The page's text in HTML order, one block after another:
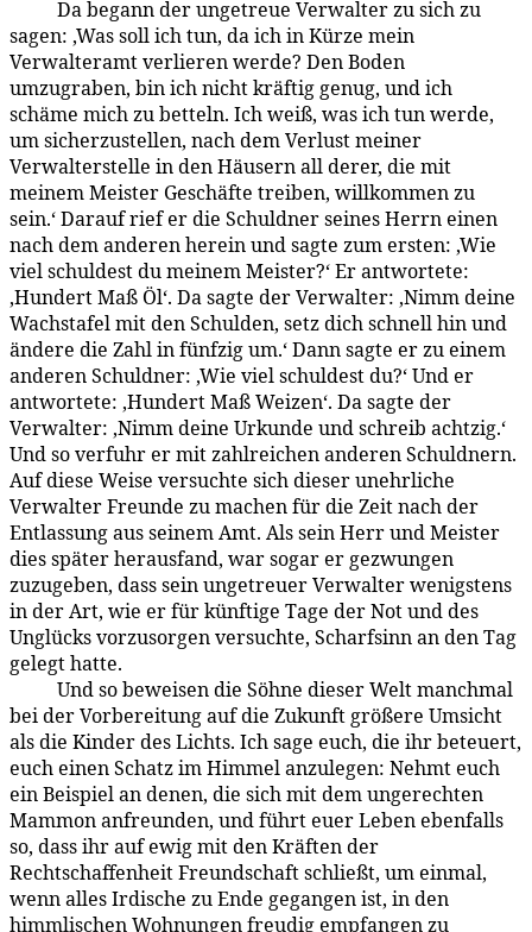
Da begann der ungetreue Verwalter zu sich zu
sagen: ‚Was soll ich tun, da ich in Kürze mein
Verwalteramt verlieren werde? Den Boden
umzugraben, bin ich nicht kräftig genug, und ich
schäme mich zu betteln. Ich weiß, was ich tun werde,
um sicherzustellen, nach dem Verlust meiner
Verwalterstelle in den Häusern all derer, die mit
meinem Meister Geschäfte treiben, willkommen zu
sein.‘ Darauf rief er die Schuldner seines Herrn einen
nach dem anderen herein und sagte zum erste­n: ‚Wie
viel schuldest du meinem Meister?‘ Er antwortete:
‚Hundert Maß Öl‘. Da sagte der Verwalter: ‚Nimm deine
Wachstafel mit den Schulden, setz dich schnell hin und
ändere die Zahl in fünfzig um.‘ Dann sagte er zu einem
anderen Schuldner: ‚Wie viel schuldest du?‘ Und er
antwortete: ‚Hundert Maß Weizen‘. Da sagte der
Verwalter: ‚Nimm deine Urkunde und schreib achtzig.‘
Und so verfuhr er mit zahlreichen anderen Schuldnern.
Auf diese Weise versuchte sich dieser unehrliche
Verwalter Freunde zu machen für die Zeit nach der
Entlassung aus seinem Amt. Als sein Herr und Meister
dies später herausfand, war sogar er gezwungen
zuzugeben, dass sein ungetreuer Verwalter wenigstens
in der Art, wie er für künftige Tage der Not und des
Unglücks vorzusorgen versuchte, Scharfsinn an den Tag
gelegt hatte.
Und so beweisen die Söhne dieser Welt manchmal
bei der Vorbereitung auf die Zukunft größere Umsicht
als die Kinder des Lichts. Ich sage euch, die ihr beteuert,
euch einen Schatz im Himmel anzulegen: Nehmt euch
ein Beispiel an denen, die sich mit dem ungerechten
Mammon anfreunden, und führt euer Leben ebenfalls
so, dass ihr auf ewig mit den Kräften der
Rechtschaffenheit Freundschaft schließt, um einmal,
wenn alles Irdische zu Ende gegangen ist, in den
himmlischen Wohnungen freudig empfangen zu